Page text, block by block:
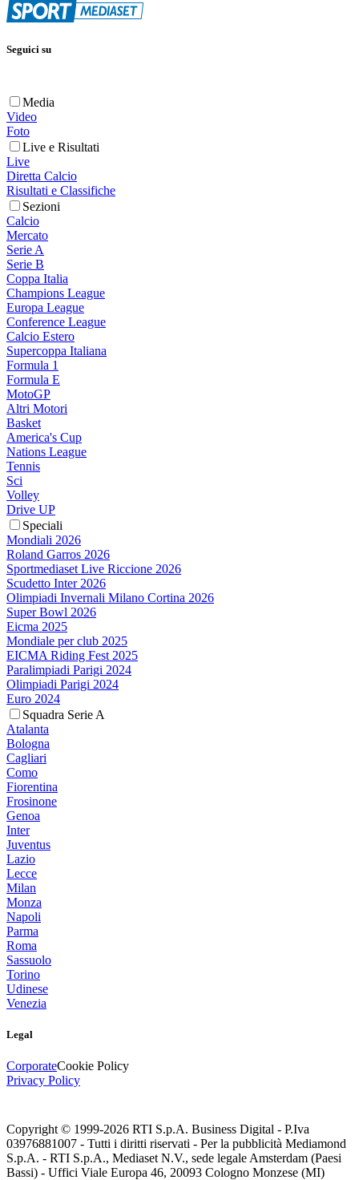
Seguici su
Media
Video
Foto
Live e Risultati
Live
Diretta Calcio
Risultati e Classifiche
Sezioni
Calcio
Mercato
Serie A
Serie B
Coppa Italia
Champions League
Europa League
Conference League
Calcio Estero
Supercoppa Italiana
Formula 1
Formula E
MotoGP
Altri Motori
Basket
America's Cup
Nations League
Tennis
Sci
Volley
Drive UP
Speciali
Mondiali 2026
Roland Garros 2026
Sportmediaset Live Riccione 2026
Scudetto Inter 2026
Olimpiadi Invernali Milano Cortina 2026
Super Bowl 2026
Eicma 2025
Mondiale per club 2025
EICMA Riding Fest 2025
Paralimpiadi Parigi 2024
Olimpiadi Parigi 2024
Euro 2024
Squadra Serie A
Atalanta
Bologna
Cagliari
Como
Fiorentina
Frosinone
Genoa
Inter
Juventus
Lazio
Lecce
Milan
Monza
Napoli
Parma
Roma
Sassuolo
Torino
Udinese
Venezia
Legal
CorporateCookie Policy
Privacy Policy
Copyright © 1999-2026 RTI S.p.A. Business Digital - P.Iva
03976881007 - Tutti i diritti riservati - Per la pubblicità Mediamond
S.p.A. - RTI S.p.A., Mediaset N.V., sede legale Amsterdam (Paesi
Bassi) - Uffici Viale Europa 46, 20093 Cologno Monzese (MI)